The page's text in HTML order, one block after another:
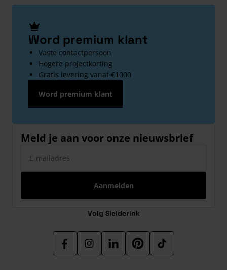
Word premium klant
Vaste contactpersoon
Hogere projectkorting
Gratis levering vanaf €1000
Word premium klant
Meld je aan voor onze nieuwsbrief
Aanmelden
Volg Sleiderink